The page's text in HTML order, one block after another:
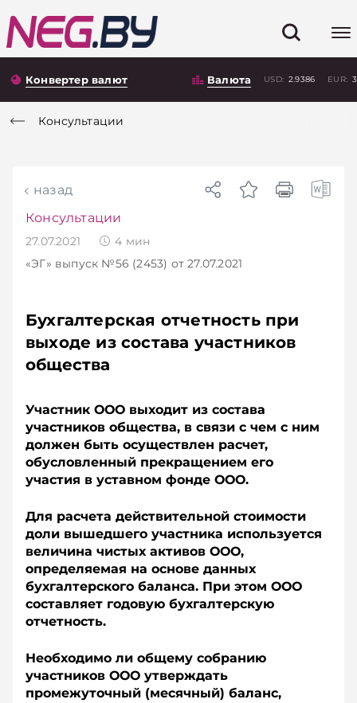
Конвертер валют Валюта USD: 2.9386 EUR:
Консультации
назад
Консультации
27.07.2021 4 мин
«ЭГ» выпуск №56 (2453) от 27.07.2021
Бухгалтерская отчетность при
выходе из состава участников
общества
Участник ООО выходит из состава
участников общества, в связи с чем с ним
должен быть осуществлен расчет,
обусловленный прекращением его
участия в уставном фонде ООО.
Для расчета действительной стоимости
доли вышедшего участника используется
величина чистых активов ООО,
определяемая на основе данных
бухгалтерского баланса. При этом ООО
составляет годовую бухгалтерскую
отчетность.
Необходимо ли общему собранию
участников ООО утверждать
промежуточный (месячный) баланс,